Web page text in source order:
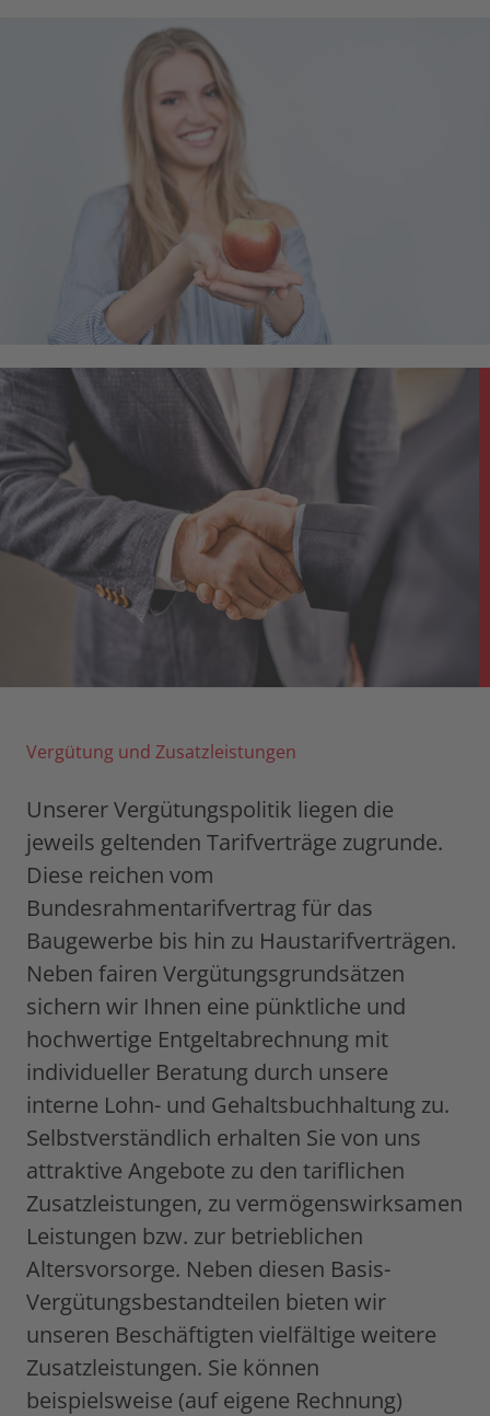
Vergütung und Zusatzleistungen
Unserer Vergütungspolitik liegen die
jeweils geltenden Tarifverträge zugrunde.
Diese reichen vom
Bundesrahmentarifvertrag für das
Baugewerbe bis hin zu Haustarifverträgen.
Neben fairen Vergütungsgrundsätzen
sichern wir Ihnen eine pünktliche und
hochwertige Entgeltabrechnung mit
individueller Beratung durch unsere
interne Lohn- und Gehaltsbuchhaltung zu.
Selbstverständlich erhalten Sie von uns
attraktive Angebote zu den tariflichen
Zusatzleistungen, zu vermögenswirksamen
Leistungen bzw. zur betrieblichen
Altersvorsorge. Neben diesen Basis-
Vergütungsbestandteilen bieten wir
unseren Beschäftigten vielfältige weitere
Zusatzleistungen. Sie können
beispielsweise (auf eigene Rechnung)